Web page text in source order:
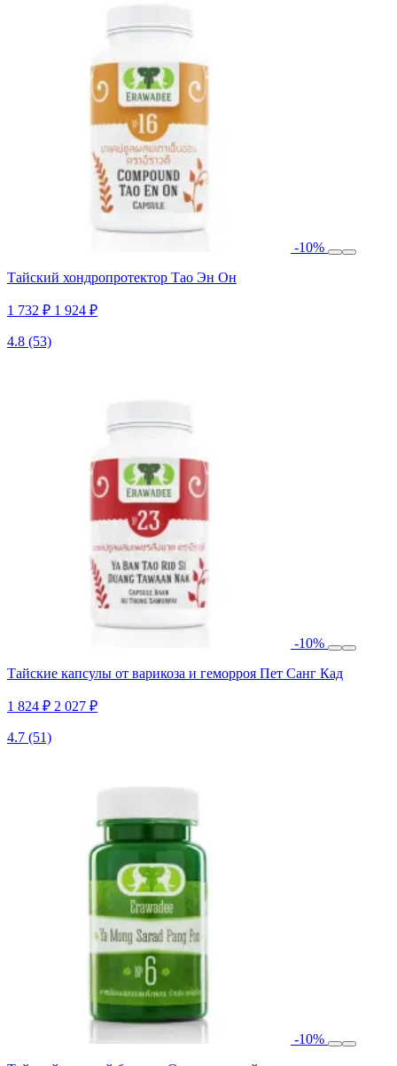
-10%
Тайский хондропротектор Тао Эн Он
1 732 ₽ 1 924 ₽
4.8 (53)
-10%
Тайские капсулы от варикоза и геморроя Пет Санг Кад
1 824 ₽ 2 027 ₽
4.7 (51)
-10%